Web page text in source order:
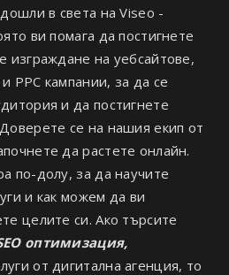
в света на Viseo -
ви помага да постигнете
изграждане на уебсайтове,
PPC кампании, за да се
и да постигнете
се на нашия екип от
да растете онлайн.
по-долу, за да научите
и как можем да ви
целите си. Ако търсите
оптимизация,
от дигитална агенция, то